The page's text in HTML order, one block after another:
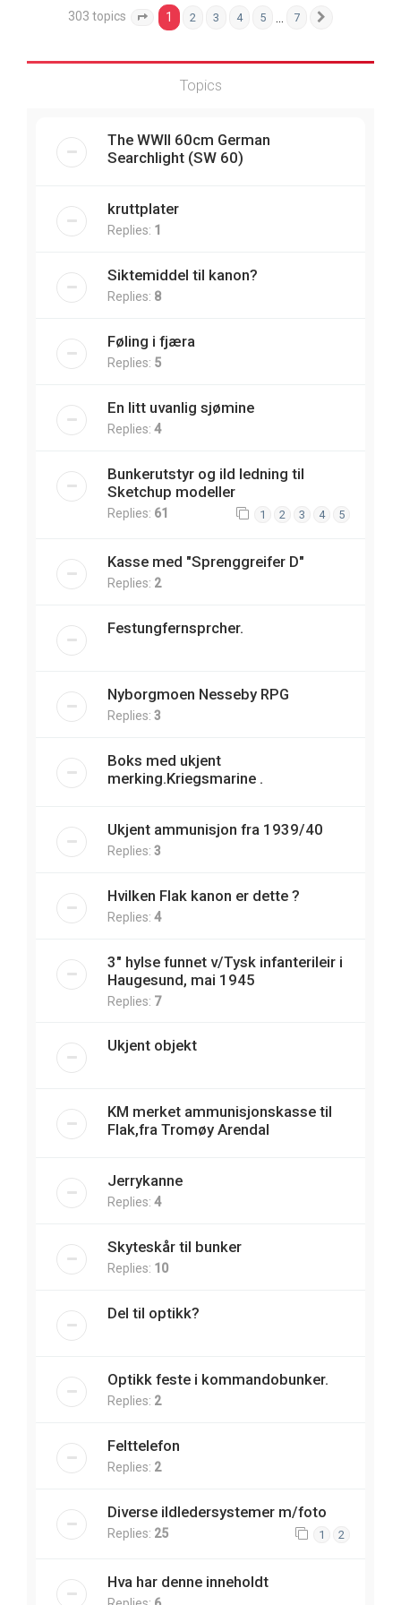
303 topics Page 1 of
1 2 3 4 5 7
Topics
The WWII 60cm German
Searchlight (SW 60)
kruttplater
Replies: 1
Siktemiddel til kanon?
Replies: 8
Føling i fjæra
Replies: 5
En litt uvanlig sjømine
Replies: 4
Bunkerutstyr og ild ledning til
Sketchup modeller
Replies: 61 1 2 3 4 5
Kasse med "Sprenggreifer D"
Replies: 2
Festungfernsprcher.
Nyborgmoen Nesseby RPG
Replies: 3
Boks med ukjent
merking.Kriegsmarine .
Ukjent ammunisjon fra 1939/40
Replies: 3
Hvilken Flak kanon er dette ?
Replies: 4
3" hylse funnet v/Tysk infanterileir i
Haugesund, mai 1945
Replies: 7
Ukjent objekt
KM merket ammunisjonskasse til
Flak,fra Tromøy Arendal
Jerrykanne
Replies: 4
Skyteskår til bunker
Replies: 10
Del til optikk?
Optikk feste i kommandobunker.
Replies: 2
Felttelefon
Replies: 2
Diverse ildledersystemer m/foto
Replies: 25 1 2
Hva har denne inneholdt